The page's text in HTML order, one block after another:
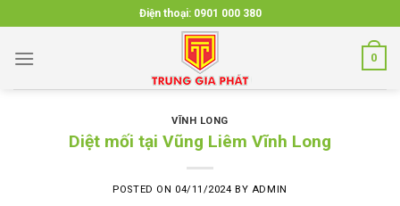
to
content
Điện thoại: 0901 000 380
0
VĨNH LONG
Diệt mối tại Vũng Liêm Vĩnh Long
POSTED ON 04/11/2024 BY ADMIN